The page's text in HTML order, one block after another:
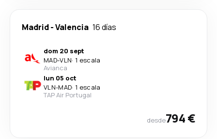
Madrid-Valencia 16 días
dom 20 sept
MAD-VLN· 1 escala
Avianca
lun 05 oct
VLN-MAD· 1 escala
TAP Air Portugal
desde794 €